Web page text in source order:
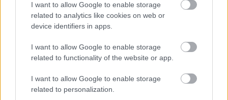
I want to allow Google to enable storage
related to analytics like cookies on web or
device identifiers in apps.
I want to allow Google to enable storage
related to functionality of the website or app.
I want to allow Google to enable storage
related to personalization.
via
Email
Segít vagy ront a horkoláson, ha a jobb
oldaladon alszol?